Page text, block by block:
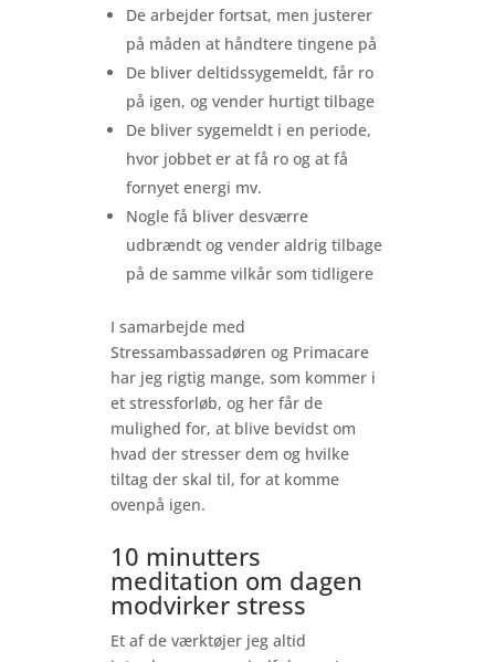
De arbejder fortsat, men justerer
på måden at håndtere tingene på
De bliver deltidssygemeldt, får ro
på igen, og vender hurtigt tilbage
De bliver sygemeldt i en periode,
hvor jobbet er at få ro og at få
fornyet energi mv.
Nogle få bliver desværre
udbrændt og vender aldrig tilbage
på de samme vilkår som tidligere
I samarbejde med
Stressambassadøren og Primacare
har jeg rigtig mange, som kommer i
et stressforløb, og her får de
mulighed for, at blive bevidst om
hvad der stresser dem og hvilke
tiltag der skal til, for at komme
ovenpå igen.
10 minutters
meditation om dagen
modvirker stress
Et af de værktøjer jeg altid